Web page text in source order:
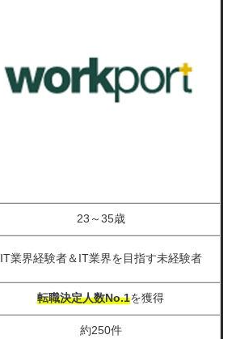
23～35歳
IT業界経験者＆IT業界を目指す未経験者
転職決定人数No.1を獲得
約250件